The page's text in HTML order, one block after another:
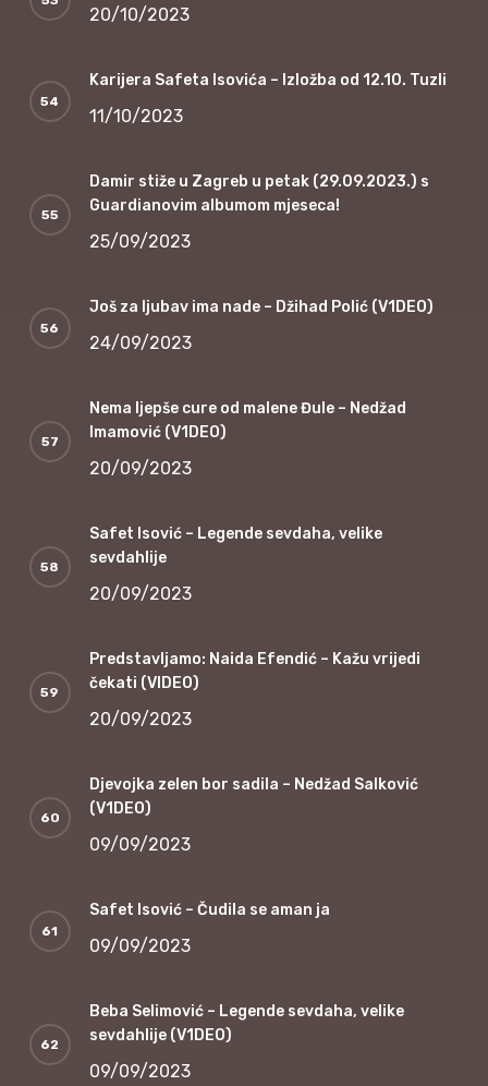
20/10/2023
Karijera Safeta Isovića – Izložba od 12.10. Tuzli
11/10/2023
Damir stiže u Zagreb u petak (29.09.2023.) s
Guardianovim albumom mjeseca!
25/09/2023
Još za ljubav ima nade – Džihad Polić (V1DEO)
24/09/2023
Nema ljepše cure od malene Đule – Nedžad
Imamović (V1DEO)
20/09/2023
Safet Isović – Legende sevdaha, velike
sevdahlije
20/09/2023
Predstavljamo: Naida Efendić – Kažu vrijedi
čekati (VIDEO)
20/09/2023
Djevojka zelen bor sadila – Nedžad Salković
(V1DEO)
09/09/2023
Safet Isović – Čudila se aman ja
09/09/2023
Beba Selimović – Legende sevdaha, velike
sevdahlije (V1DEO)
09/09/2023